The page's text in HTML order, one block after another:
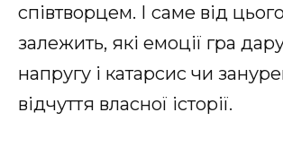
співтворцем. І саме від
залежить, які емоції гра
напругу і катарсис чи
відчуття власної історії.